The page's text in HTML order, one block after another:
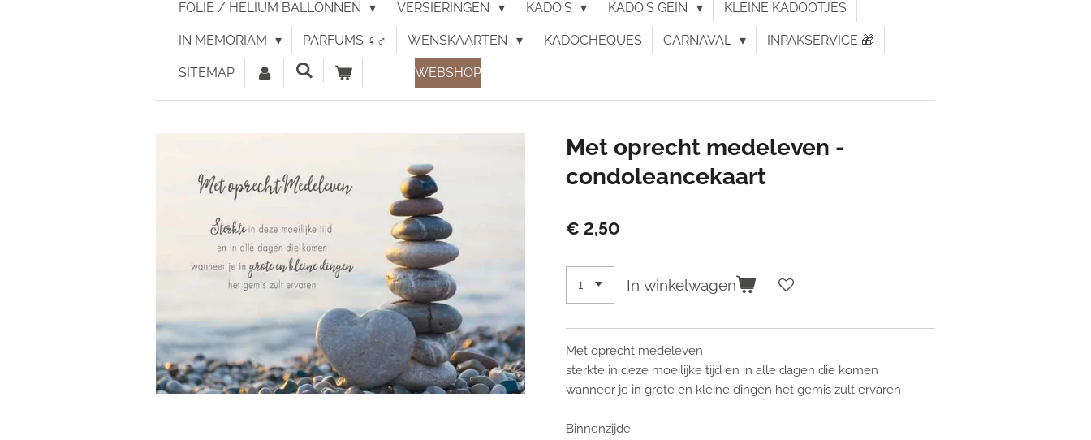
FOLIE / HELIUM BALLONNEN VERSIERINGEN KADO'S KADO'S GEIN KLEINE KADOOTJES
IN MEMORIAM PARFUMS ♀︎♂︎ WENSKAARTEN KADOCHEQUES CARNAVAL INPAKSERVICE 🎁
SITEMAP WEBSHOP
Met oprecht medeleven -
condoleancekaart
€ 2,50
In winkelwagen
Met oprecht medeleven
sterkte in deze moeilijke tijd en in alle dagen die komen
wanneer je in grote en kleine dingen het gemis zult ervaren
Binnenzijde: